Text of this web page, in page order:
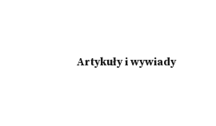
Artykuły i wywiady